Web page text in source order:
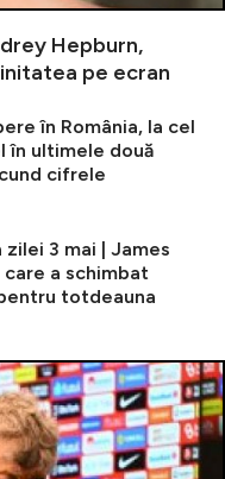
Hepburn,
pe ecran
în România, la cel
în ultimele două
cifrele
3 mai | James
a schimbat
totdeauna